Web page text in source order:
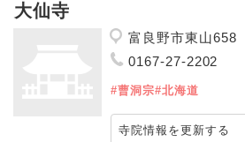
大仙寺
富良野市東山658
0167-27-2202
#曹洞宗#北海道
寺院情報を更新する